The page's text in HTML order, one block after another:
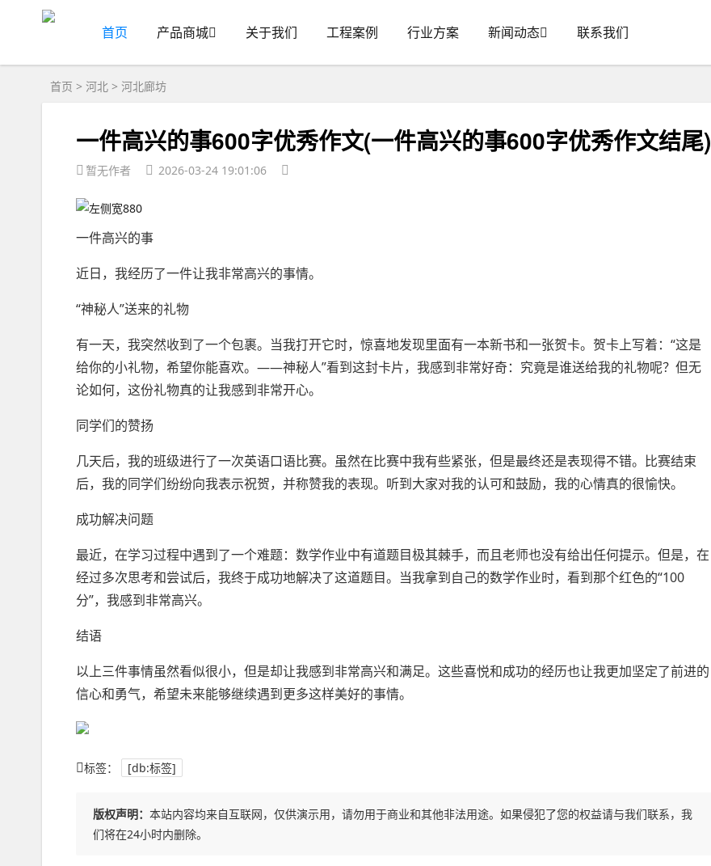
首页 产品商城 关于我们 工程案例 行业方案 新闻动态 联系我们
首页 > 河北 > 河北廊坊
一件高兴的事600字优秀作文(一件高兴的事600字优秀作文结尾)
暂无作者 2026-03-24 19:01:06
一件高兴的事
近日，我经历了一件让我非常高兴的事情。
“神秘人”送来的礼物
有一天，我突然收到了一个包裹。当我打开它时，惊喜地发现里面有一本新书和一张贺卡。贺卡上写着：“这是
给你的小礼物，希望你能喜欢。——神秘人”看到这封卡片，我感到非常好奇：究竟是谁送给我的礼物呢？但无
论如何，这份礼物真的让我感到非常开心。
同学们的赞扬
几天后，我的班级进行了一次英语口语比赛。虽然在比赛中我有些紧张，但是最终还是表现得不错。比赛结束
后，我的同学们纷纷向我表示祝贺，并称赞我的表现。听到大家对我的认可和鼓励，我的心情真的很愉快。
成功解决问题
最近，在学习过程中遇到了一个难题：数学作业中有道题目极其棘手，而且老师也没有给出任何提示。但是，在
经过多次思考和尝试后，我终于成功地解决了这道题目。当我拿到自己的数学作业时，看到那个红色的“100
分”，我感到非常高兴。
结语
以上三件事情虽然看似很小，但是却让我感到非常高兴和满足。这些喜悦和成功的经历也让我更加坚定了前进的
信心和勇气，希望未来能够继续遇到更多这样美好的事情。
标签： [db:标签]
版权声明： 本站内容均来自互联网，仅供演示用，请勿用于商业和其他非法用途。如果侵犯了您的权益请与我们联系，我
们将在24小时内删除。